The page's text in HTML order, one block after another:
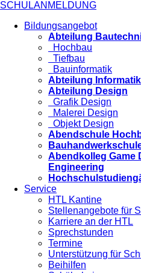
SCHULANMELDUNG
Bildungsangebot
Abteilung
Hochbau
Tiefbau
Bauinformatik
Abteilung Informatik
Abteilung Design
Grafik Design
Malerei Design
Objekt Design
Abendschule
Abendkolleg Game
Engineering
Service
HTL Kantine
Stellenangebote für
Karriere an der HTL
Sprechstunden
Termine
Unterstützung für
Beihilfen